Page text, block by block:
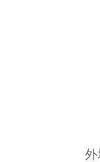
外